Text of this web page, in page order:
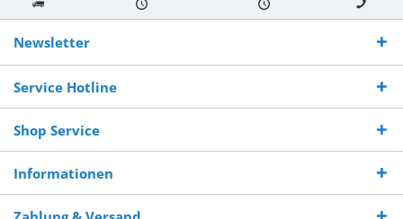
Kostenloser
Versand ab €
250,-
Versand innerhalb von Versand von So erreichen
Sie uns 0160
970 511 90
Newsletter
Service Hotline
Shop Service
Informationen